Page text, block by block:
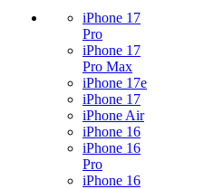
iPhone 17
Pro
iPhone 17
Pro Max
iPhone 17e
iPhone 17
iPhone Air
iPhone 16
iPhone 16
Pro
iPhone 16